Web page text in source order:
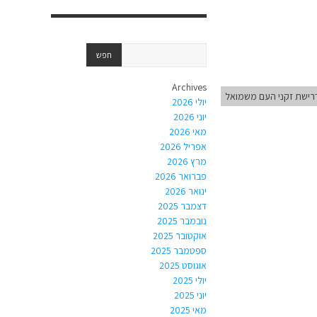
Archives
יולי 2026
יוני 2026
מאי 2026
אפריל 2026
מרץ 2026
פברואר 2026
ינואר 2026
דצמבר 2025
נובמבר 2025
אוקטובר 2025
ספטמבר 2025
אוגוסט 2025
יולי 2025
יוני 2025
מאי 2025